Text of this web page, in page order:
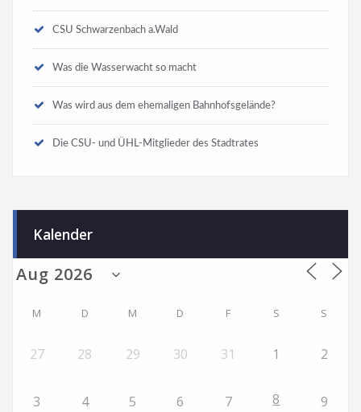
CSU Schwarzenbach a.Wald
Was die Wasserwacht so macht
Was wird aus dem ehemaligen Bahnhofsgelände?
Die CSU- und ÜHL-Mitglieder des Stadtrates
Kalender
M D M D F S S
27 28 29 30 31 1 2
3 4 5 6 7 8 9